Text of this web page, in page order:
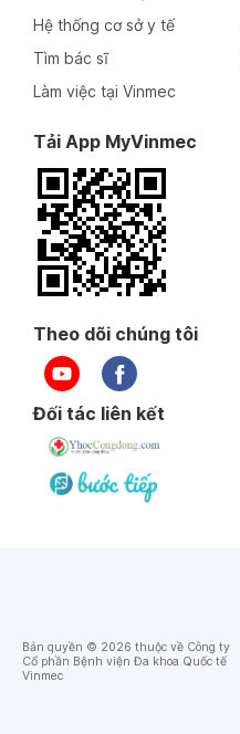
Hệ thống cơ sở y tế
Tìm bác sĩ
Làm việc tại Vinmec
Tải App MyVinmec
Theo dõi chúng tôi
Đối tác liên kết
Bản quyền © 2026 thuộc về Công ty
Cổ phần Bệnh viện Đa khoa Quốc tế
Vinmec